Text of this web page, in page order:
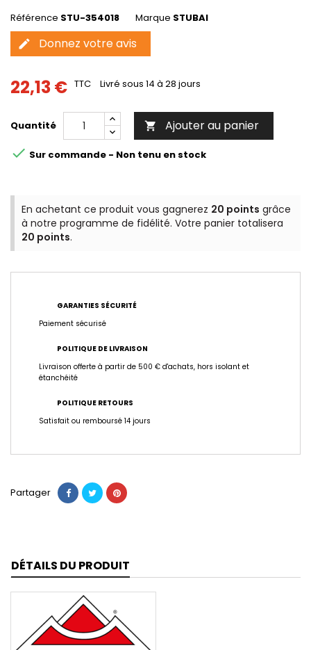
Référence STU-354018 Marque STUBAI
edit Donnez votre avis
22,13 € TTC Livré sous 14 à 28 jours
Quantité  Ajouter au panier
 Sur commande - Non tenu en stock
En achetant ce produit vous gagnerez 20 points grâce
à notre programme de fidélité. Votre panier totalisera
20 points.
GARANTIES SÉCURITÉ
Paiement sécurisé
POLITIQUE DE LIVRAISON
Livraison offerte à partir de 500 € d'achats, hors isolant et
étanchéité
POLITIQUE RETOURS
Satisfait ou remboursé 14 jours
Partager
DÉTAILS DU PRODUIT